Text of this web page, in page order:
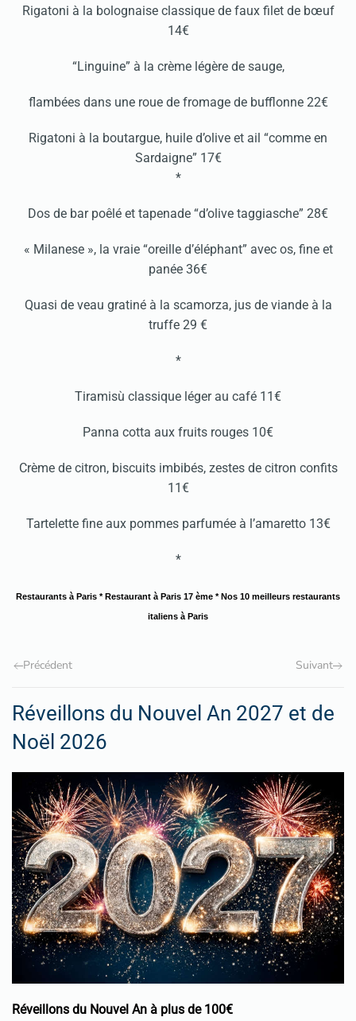
Rigatoni à la bolognaise classique de faux filet de bœuf
14€
“Linguine” à la crème légère de sauge,
flambées dans une roue de fromage de bufflonne 22€
Rigatoni à la boutargue, huile d’olive et ail “comme en
Sardaigne” 17€
*
Dos de bar poêlé et tapenade “d’olive taggiasche” 28€
« Milanese », la vraie “oreille d’éléphant” avec os, fine et
panée 36€
Quasi de veau gratiné à la scamorza, jus de viande à la
truffe 29 €
*
Tiramisù classique léger au café 11€
Panna cotta aux fruits rouges 10€
Crème de citron, biscuits imbibés, zestes de citron confits
11€
Tartelette fine aux pommes parfumée à l’amaretto 13€
*
Restaurants à Paris * Restaurant à Paris 17 ème * Nos 10 meilleurs restaurants
italiens à Paris
Précédent Suivant
Réveillons du Nouvel An 2027 et de
Noël 2026
Réveillons du Nouvel An à plus de 100€